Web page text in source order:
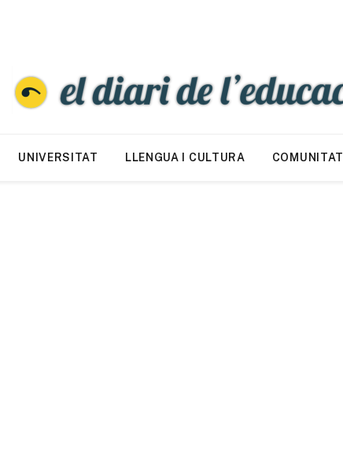
UNIVERSITAT LLENGUA I CULTURA COMUNITAT